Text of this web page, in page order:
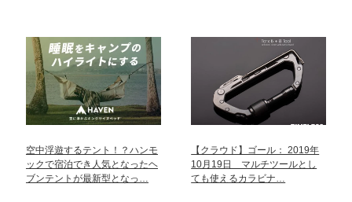
空中浮遊するテント！？ハンモ
ックで宿泊でき人気となったヘ
ブンテントが最新型となっ…
【クラウド】ゴール： 2019年
10月19日 マルチツールとし
ても使えるカラビナ…